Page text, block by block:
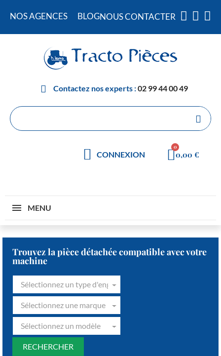
NOS AGENCES BLOGNOUS CONTACTER
Contactez nos experts :02 99 44 00 49
CONNEXION 0,00 €
MENU
Trouvez la pièce détachée compatible avec votre
machine
Sélectionnez un type d'engin
Sélectionnez une marque
Sélectionnez un modèle